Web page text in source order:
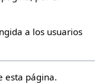
a los usuarios
esta página.